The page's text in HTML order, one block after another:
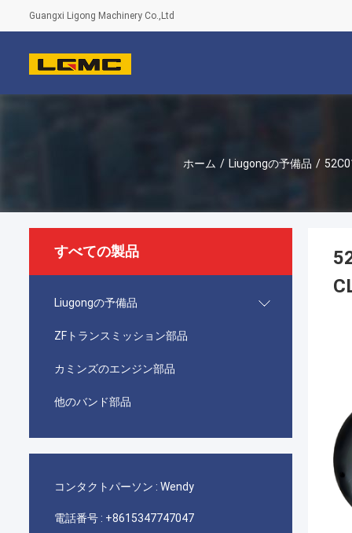
Guangxi Ligong Machinery Co.,Ltd
ホーム / Liugongの予備品 /
すべての製品
Liugongの予備品
ZFトランスミッション部品
カミンズのエンジン部品
他のバンド部品
コンタクトパーソン : Wendy
電話番号 : +8615347747047